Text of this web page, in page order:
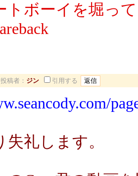
トボーイを堀っ
投稿者： ジン 引用する
礼します。